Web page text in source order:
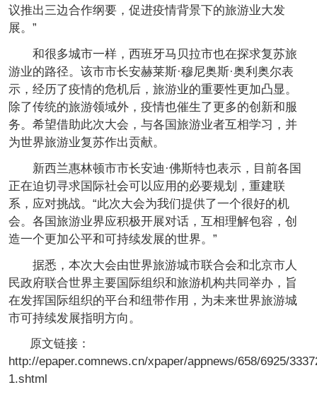
议推出三边合作纲要，促进疫情背景下的旅游业大发
展。”
和很多城市一样，西班牙马贝拉市也在探求复苏旅
游业的路径。该市市长安赫莱斯·穆尼奥斯·奥利奥尔表
示，经历了疫情的危机后，旅游业的重要性更加凸显。
除了传统的旅游领域外，疫情也催生了更多的创新和服
务。希望借助此次大会，与各国旅游业者互相学习，并
为世界旅游业复苏作出贡献。
新西兰惠林顿市市长安迪·佛斯特也表示，目前各国
正在迫切寻求国际社会可以应用的必要规划，重建联
系，应对挑战。“此次大会为我们提供了一个很好的机
会。各国旅游业界应积极开展对话，互相理解包容，创
造一个更加公平和可持续发展的世界。”
据悉，本次大会由世界旅游城市联合会和北京市人
民政府联合世界主要国际组织和旅游机构共同举办，旨
在发挥国际组织的平台和纽带作用，为未来世界旅游城
市可持续发展指明方向。
原文链接：
http://epaper.comnews.cn/xpaper/appnews/658/6925/
1.shtml